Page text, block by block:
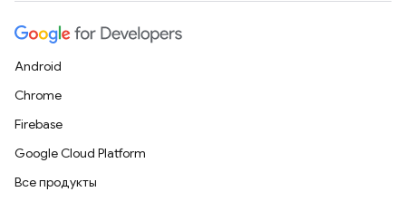
Android
Chrome
Firebase
Google Cloud Platform
Все продукты